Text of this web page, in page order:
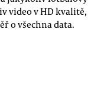
video v HD kvalitě,
o všechna data.